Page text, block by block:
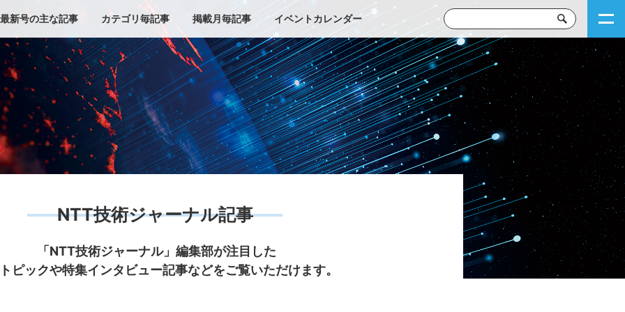
最新号の主な記事 カテゴリ毎記事 掲載月毎記事 イベントカレンダー
NTT技術ジャーナル記事
「NTT技術ジャーナル」編集部が注目した
ピックや特集インタビュー記事などをご覧いただけます。